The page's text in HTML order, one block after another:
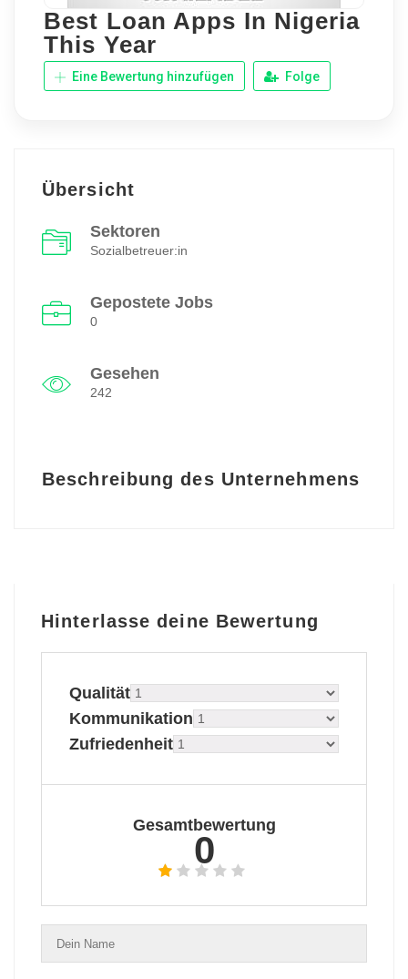
Best Loan Apps In Nigeria
This Year
Eine Bewertung hinzufügen Folge
Übersicht
Sektoren
Sozialbetreuer:in
Gepostete Jobs
0
Gesehen
242
Beschreibung des Unternehmens
Hinterlasse deine Bewertung
Qualität
Kommunikation
Zufriedenheit
Gesamtbewertung
0